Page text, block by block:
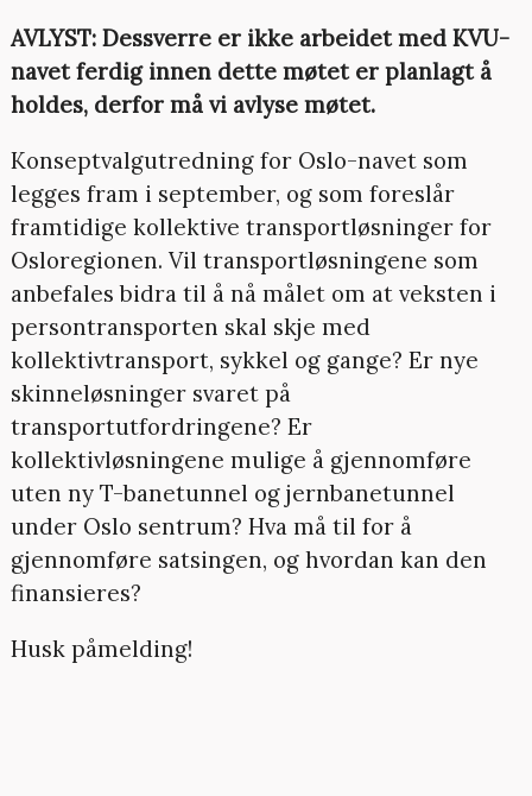
AVLYST: Dessverre er ikke arbeidet med KVU-
navet ferdig innen dette møtet er planlagt å
holdes, derfor må vi avlyse møtet.
Konseptvalgutredning for Oslo-navet som
legges fram i september, og som foreslår
framtidige kollektive transportløsninger for
Osloregionen. Vil transportløsningene som
anbefales bidra til å nå målet om at veksten i
persontransporten skal skje med
kollektivtransport, sykkel og gange? Er nye
skinneløsninger svaret på
transportutfordringene? Er
kollektivløsningene mulige å gjennomføre
uten ny T-banetunnel og jernbanetunnel
under Oslo sentrum? Hva må til for å
gjennomføre satsingen, og hvordan kan den
finansieres?
Husk påmelding!